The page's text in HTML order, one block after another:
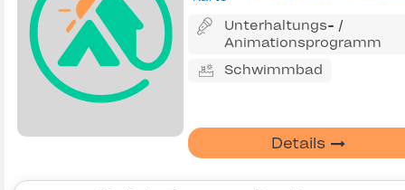
Unterhaltungs- /
Animationsprogramm
Schwimmbad
Details